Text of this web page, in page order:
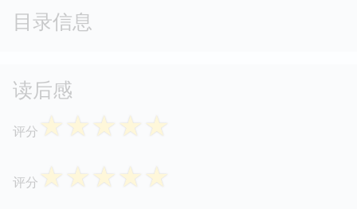
目录信息
读后感
评分 ☆☆☆☆☆
评分 ☆☆☆☆☆